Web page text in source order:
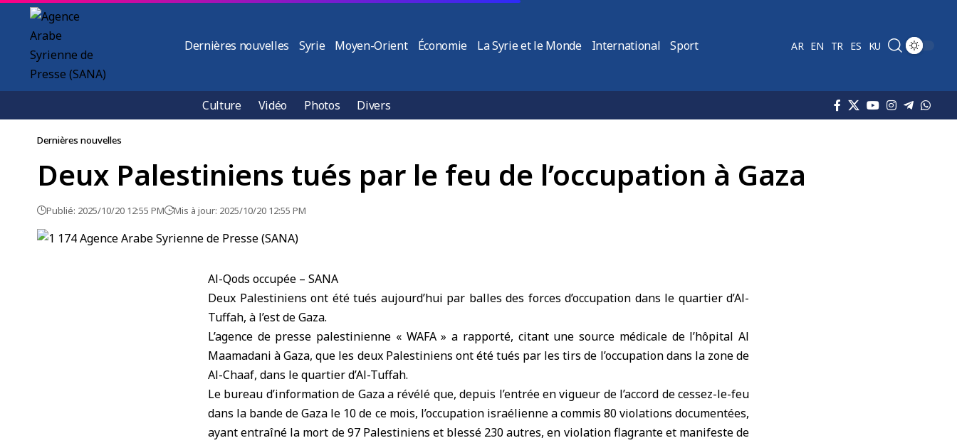
Dernières nouvelles Syrie Moyen-Orient Économie La Syrie et le Monde International Sport AR EN TR ES KU
Culture Vidéo Photos Divers
Dernières nouvelles
Deux Palestiniens tués par le feu de l’occupation à Gaza
Publié: 2025/10/20 12:55 PM Mis à jour: 2025/10/20 12:55 PM
Al-Qods occupée – SANA
Deux Palestiniens ont été tués aujourd’hui par balles des forces d’occupation dans le quartier d’Al-
Tuffah, à l’est deGaza.
L’agence de presse palestinienne « WAFA » a rapporté, citant une source médicale de l’hôpital Al
Maamadani à Gaza, que les deux Palestiniens ont été tués par les tirs de l’occupation dans la zone de
Al-Chaaf, dans le quartier d’Al-Tuffah.
Le bureau d’information de Gaza a révélé que, depuis l’entrée en vigueur de l’accord de cessez-le-feu
dans la bande de Gaza le 10 de ce mois, l’occupation israélienne a commis 80 violations documentées,
ayant entraîné la mort de 97 Palestiniens et blessé 230 autres, en violation flagrante et manifeste de